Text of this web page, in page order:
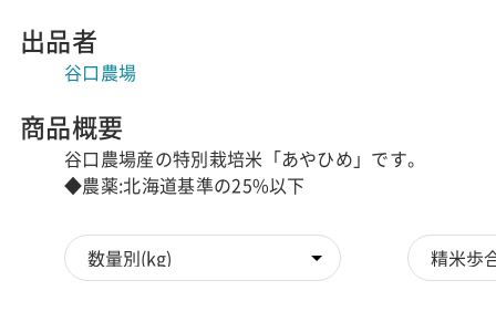
出品者
谷口農場
商品概要
谷口農場産の特別栽培米「あやひめ」です。
◆農薬:北海道基準の25%以下